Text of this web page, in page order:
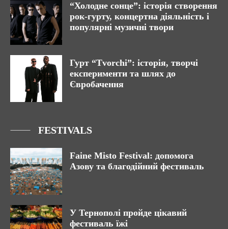
“Холодне сонце”: історія створення
рок-гурту, концертна діяльність і
популярні музичні твори
Гурт “Tvorchi”: історія, творчі
експерименти та шлях до
Євробачення
FESTIVALS
Faine Misto Festival: допомога
Азову та благодійний фестиваль
У Тернополі пройде цікавий
фестиваль їжі